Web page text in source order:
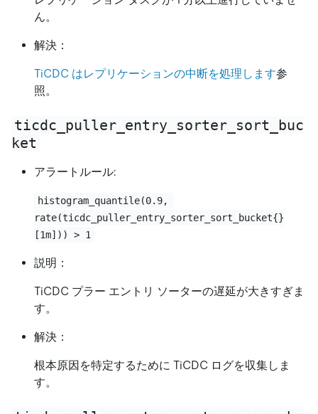
ん。
解決：
TiCDC はレプリケーションの中断を処理します参
照。
ticdc_puller_entry_sorter_sort_buc
ket
アラートルール:
histogram_quantile(0.9,
rate(ticdc_puller_entry_sorter_sort_bucket{}
[1m])) > 1
説明：
TiCDC プラー エントリ ソーターの遅延が大きすぎま
す。
解決：
根本原因を特定するために TiCDC ログを収集しま
す。